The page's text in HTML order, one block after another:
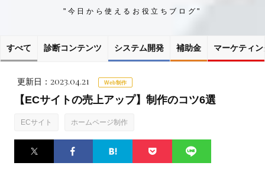
"今日から使えるお役立ちブログ"
すべて 診断コンテンツ システム開発 補助金 マーケティン
更新日： 2023.04.21 Web制作
【ECサイトの売上アップ】制作のコツ6選
ECサイト ホームページ制作